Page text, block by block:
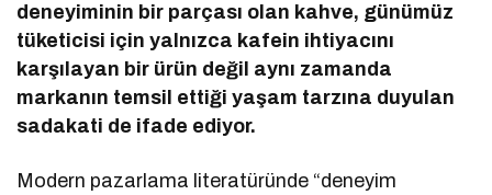
deneyiminin bir parçası olan kahve, günümüz
tüketicisi için yalnızca kafein ihtiyacını
karşılayan bir ürün değil aynı zamanda
markanın temsil ettiği yaşam tarzına duyulan
sadakati de ifade ediyor.
Modern pazarlama literatüründe “deneyim